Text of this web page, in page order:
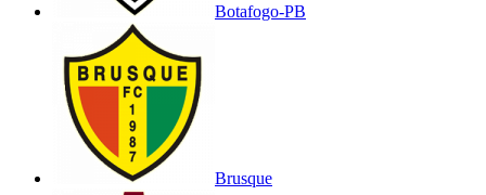
Botafogo-PB
Brusque